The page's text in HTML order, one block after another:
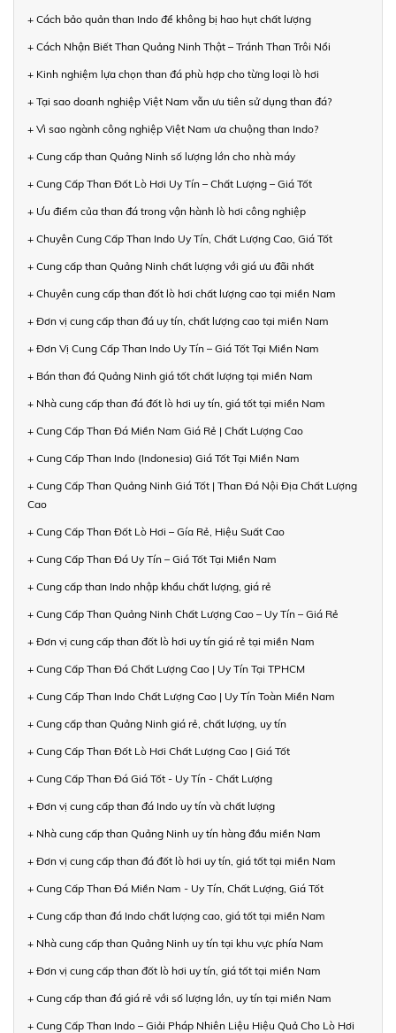
+ Cách bảo quản than Indo để không bị hao hụt chất lượng
+ Cách Nhận Biết Than Quảng Ninh Thật – Tránh Than Trôi Nổi
+ Kinh nghiệm lựa chọn than đá phù hợp cho từng loại lò hơi
+ Tại sao doanh nghiệp Việt Nam vẫn ưu tiên sử dụng than đá?
+ Vì sao ngành công nghiệp Việt Nam ưa chuộng than Indo?
+ Cung cấp than Quảng Ninh số lượng lớn cho nhà máy
+ Cung Cấp Than Đốt Lò Hơi Uy Tín – Chất Lượng – Giá Tốt
+ Ưu điểm của than đá trong vận hành lò hơi công nghiệp
+ Chuyên Cung Cấp Than Indo Uy Tín, Chất Lượng Cao, Giá Tốt
+ Cung cấp than Quảng Ninh chất lượng với giá ưu đãi nhất
+ Chuyên cung cấp than đốt lò hơi chất lượng cao tại miền Nam
+ Đơn vị cung cấp than đá uy tín, chất lượng cao tại miền Nam
+ Đơn Vị Cung Cấp Than Indo Uy Tín – Giá Tốt Tại Miền Nam
+ Bán than đá Quảng Ninh giá tốt chất lượng tại miền Nam
+ Nhà cung cấp than đá đốt lò hơi uy tín, giá tốt tại miền Nam
+ Cung Cấp Than Đá Miền Nam Giá Rẻ | Chất Lượng Cao
+ Cung Cấp Than Indo (Indonesia) Giá Tốt Tại Miền Nam
+ Cung Cấp Than Quảng Ninh Giá Tốt | Than Đá Nội Địa Chất Lượng
Cao
+ Cung Cấp Than Đốt Lò Hơi – Gía Rẻ, Hiệu Suất Cao
+ Cung Cấp Than Đá Uy Tín – Giá Tốt Tại Miền Nam
+ Cung cấp than Indo nhập khẩu chất lượng, giá rẻ
+ Cung Cấp Than Quảng Ninh Chất Lượng Cao – Uy Tín – Giá Rẻ
+ Đơn vị cung cấp than đốt lò hơi uy tín giá rẻ tại miền Nam
+ Cung Cấp Than Đá Chất Lượng Cao | Uy Tín Tại TPHCM
+ Cung Cấp Than Indo Chất Lượng Cao | Uy Tín Toàn Miền Nam
+ Cung cấp than Quảng Ninh giá rẻ, chất lượng, uy tín
+ Cung Cấp Than Đốt Lò Hơi Chất Lượng Cao | Giá Tốt
+ Cung Cấp Than Đá Giá Tốt - Uy Tín - Chất Lượng
+ Đơn vị cung cấp than đá Indo uy tín và chất lượng
+ Nhà cung cấp than Quảng Ninh uy tín hàng đầu miền Nam
+ Đơn vị cung cấp than đá đốt lò hơi uy tín, giá tốt tại miền Nam
+ Cung Cấp Than Đá Miền Nam - Uy Tín, Chất Lượng, Giá Tốt
+ Cung cấp than đá Indo chất lượng cao, giá tốt tại miền Nam
+ Nhà cung cấp than Quảng Ninh uy tín tại khu vực phía Nam
+ Đơn vị cung cấp than đốt lò hơi uy tín, giá tốt tại miền Nam
+ Cung cấp than đá giá rẻ với số lượng lớn, uy tín tại miền Nam
+ Cung Cấp Than Indo – Giải Pháp Nhiên Liệu Hiệu Quả Cho Lò Hơi